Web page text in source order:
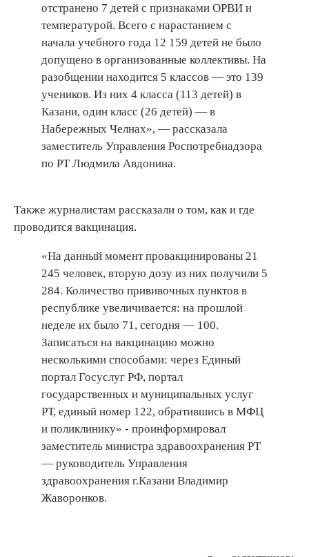
отстранено 7 детей с признаками ОРВИ и
температурой. Всего с нарастанием с
начала учебного года 12 159 детей не было
допущено в организованные коллективы. На
разобщении находится 5 классов — это 139
учеников. Из них 4 класса (113 детей) в
Казани, один класс (26 детей) — в
Набережных Челнах», — рассказала
заместитель Управления Роспотребнадзора
по РТ Людмила Авдонина.
Также журналистам рассказали о том, как и где
проводится вакцинация.
«На данный момент провакцинированы 21
245 человек, вторую дозу из них получили 5
284. Количество прививочных пунктов в
республике увеличивается: на прошлой
неделе их было 71, сегодня — 100.
Записаться на вакцинацию можно
несколькими способами: через Единый
портал Госуслуг РФ, портал
государственных и муниципальных услуг
РТ, единый номер 122, обратившись в МФЦ
и поликлинику» - проинформировал
заместитель министра здравоохранения РТ
— руководитель Управления
здравоохранения г.Казани Владимир
Жаворонков.